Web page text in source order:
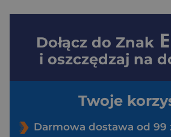
Dołącz do Znak
i oszczędzaj na
Twoje
Darmowa dostawa od 99